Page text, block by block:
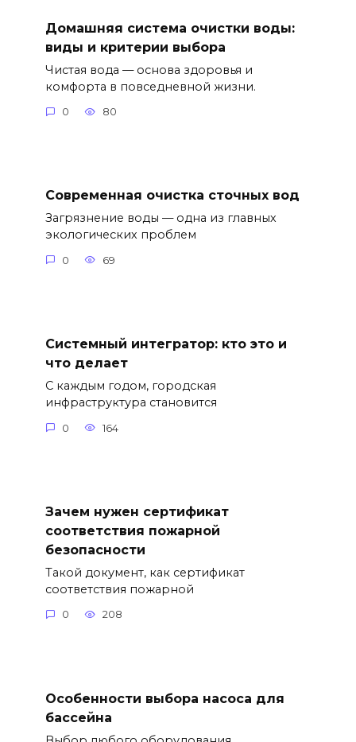
Домашняя система очистки воды:
виды и критерии выбора
Чистая вода — основа здоровья и
комфорта в повседневной жизни.
0 80
Современная очистка сточных вод
Загрязнение воды — одна из главных
экологических проблем
0 69
Системный интегратор: кто это и
что делает
С каждым годом, городская
инфраструктура становится
0 164
Зачем нужен сертификат
соответствия пожарной
безопасности
Такой документ, как сертификат
соответствия пожарной
0 208
Особенности выбора насоса для
бассейна